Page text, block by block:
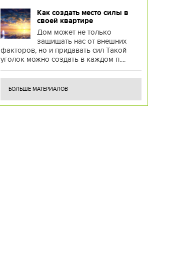
Как создать место силы в
своей квартире
Дом может не только
защищать нас от внешних
факторов, но и придавать сил Такой
уголок можно создать в каждом п....
БОЛЬШЕ МАТЕРИАЛОВ